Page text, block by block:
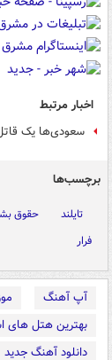
اخبار مرتبط
سعودی‌ها یک قاتل
برچسب‌ها
تایلند حقوق
فرار
آپ آهنگ
بهترین هتل های
دانلود آهنگ جدید